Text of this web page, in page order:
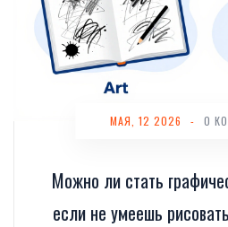
Можно ли стать
если не умеешь
МАЯ, 12 2026 - 0